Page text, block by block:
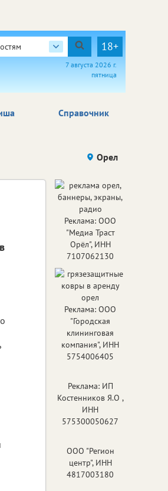
18+
7 августа 2026 г.
пятница
Справочник
Орел
Реклама: ООО
"Медиа Траст
Орёл", ИНН
7107062130
Реклама: ООО
"Городская
клининговая
компания", ИНН
5754006405
Реклама: ИП
Костенников Я.О ,
ИНН
575300050627
ООО "Регион
центр", ИНН
4817003180